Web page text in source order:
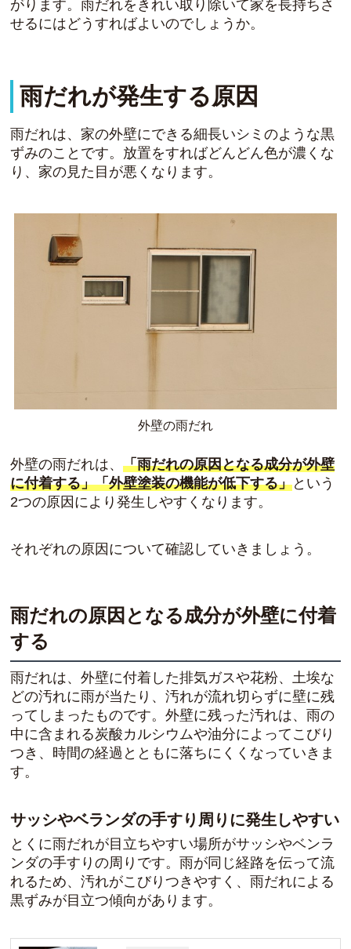
がります。雨だれをきれい取り除いて家を長持ちさ
せるにはどうすればよいのでしょうか。
雨だれが発生する原因
雨だれは、家の外壁にできる細長いシミのような黒
ずみのことです。放置をすればどんどん色が濃くな
り、家の見た目が悪くなります。
外壁の雨だれ
外壁の雨だれは、「雨だれの原因となる成分が外壁
に付着する」「外壁塗装の機能が低下する」という
2つの原因により発生しやすくなります。
それぞれの原因について確認していきましょう。
雨だれの原因となる成分が外壁に付着
する
雨だれは、外壁に付着した排気ガスや花粉、土埃な
どの汚れに雨が当たり、汚れが流れ切らずに壁に残
ってしまったものです。外壁に残った汚れは、雨の
中に含まれる炭酸カルシウムや油分によってこびり
つき、時間の経過とともに落ちにくくなっていきま
す。
サッシやベランダの手すり周りに発生しやすい
とくに雨だれが目立ちやすい場所がサッシやベンラ
ンダの手すりの周りです。雨が同じ経路を伝って流
れるため、汚れがこびりつきやすく、雨だれによる
黒ずみが目立つ傾向があります。